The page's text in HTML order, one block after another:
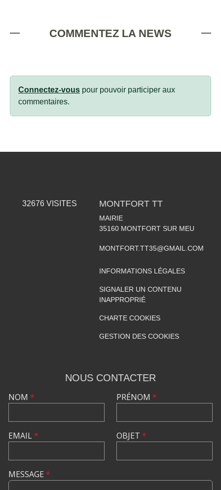
COMMENTEZ LA NEWS
Connectez-vous pour pouvoir participer aux
commentaires.
32676VISITES MONTFORT TT
MAIRIE
35160 MONTFORT SUR MEU
MONTFORT.TT35@GMAIL.COM
INFORMATIONS LÉGALES
SIGNALER UN CONTENU
INAPPROPRIÉ
CHARTE COOKIES
GESTION DES COOKIES
NOUS CONTACTER
NOM *
EMAIL*
PRÉNOM *
OBJET *
MESSAGE *